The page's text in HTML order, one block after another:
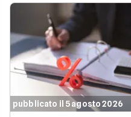
pubblicato il 5 agosto 2026